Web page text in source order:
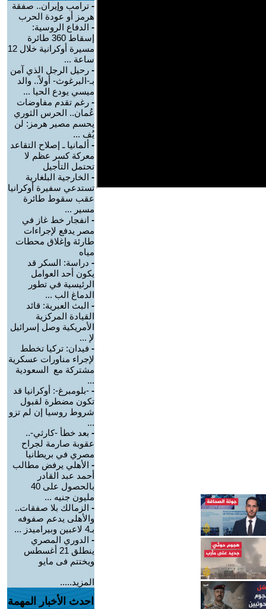
- ترامب وإيران.. صفقة
هرمز أو عودة الحرب
- الدفاع الروسية:
إسقاط 360 طائرة
مسيرة أوكرانية خلال 12
ساعة ...
- رحيل الرجل الذي آمن
بـ-البرغوث- أولاً.. والد
ميسي يودع الحيا ...
- رغم تقدم مفاوضات
عُمان.. الحرس الثوري
يحسم مصير هرمز: لن
يُف ...
- ألمانيا ـ إصلاح التقاعد
معركة كسر عظم لا
تحتمل التأجيل
- الخارجية البلغارية
تستدعي سفيرة أوكرانيا
عقب سقوط طائرة
مسير ...
- انفجار خط غاز في
مصر يدفع لإجراءات
طارئة وإغلاق محطات
مياه
- دراسة: السكر قد
يكون أحد العوامل
الرئيسية في تطور
الدماغ الب ...
- البث العبرية: قائد
القيادة المركزية
الأمريكية وصل إسرائيل
لإ ...
- فيدان: تركيا تخطط
لإجراء مناورات عسكرية
مشتركة مع السعودية
...
- -بلومبرغ-: أوكرانيا قد
تكون مضطرة لقبول
شروط روسيا إن لم تزو
...
- بعد خطأ -كارثي-..
عقوبة صارمة لجراح
مصري في بريطانيا
- الأهلي يرفض مطالب
أحمد عبد القادر
بالحصول على 40
مليون جنيه ...
- الزمالك بلا صفقات..
والأهلى يدعم صفوفه
بـ4 لاعبين وبيراميدز ...
- الدوري المصري
ينطلق 21 أغسطس
ويختتم فى مايو
المزيد.....
احدث الأخبار المهمة